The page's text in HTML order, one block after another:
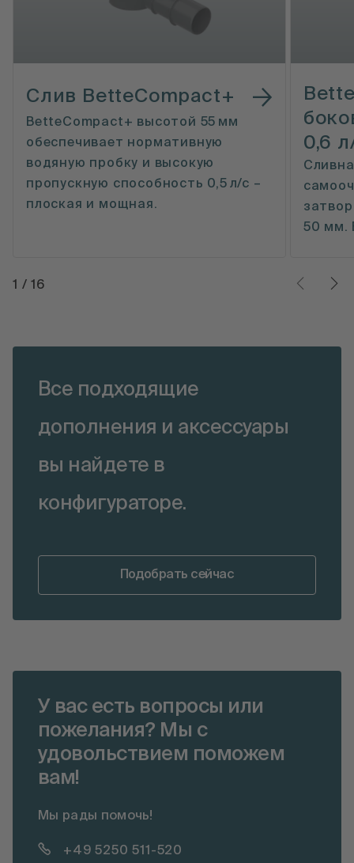
Слив BetteCompact+
BetteCompact+ высотой 55 мм
обеспечивает нормативную
водяную пробку и высокую
пропускную способность 0,5 л/с –
плоская и мощная.
0,6
50 мм.
1 /16
Все подходящие
дополнения и аксессуары
вы найдете в
конфигураторе.
Подобрать сейчас
У вас есть вопросы или
пожелания? Мы с
удовольствием поможем
вам!
Мы рады помочь!
+49 5250 511-520